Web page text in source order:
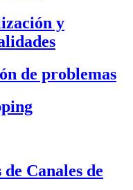
y
de problemas
Canales de